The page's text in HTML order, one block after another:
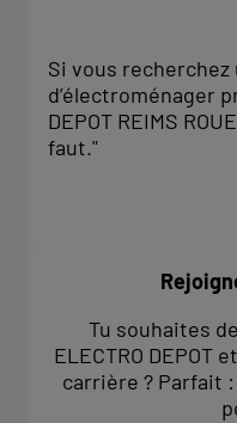
Si vous recherchez
d’électroménager
DEPOT REIMS
faut."
Tu souhaites
ELECTRO DEPOT
carrière ? Parfait